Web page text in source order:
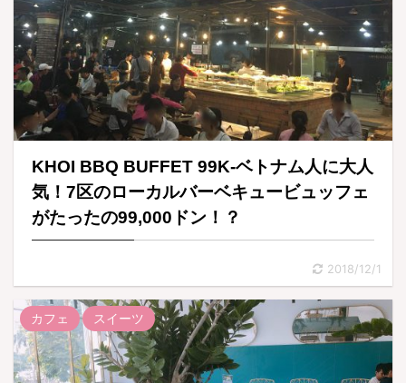
KHOI BBQ BUFFET 99K-ベトナム人に大人
気！7区のローカルバーベキュービュッフェ
がたったの99,000ドン！？
2018/12/1
カフェ スイーツ